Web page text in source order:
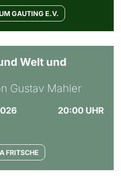
GAUTING E.V.
Welt und
Gustav Mahler
20:00 UHR
FRITSCHE